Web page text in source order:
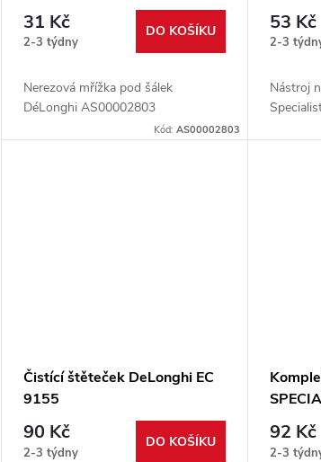
k
u
31 Kč
2-3 týdny
DO KOŠÍKU
Nerezová mřížka pod šálek
DéLonghi AS00002803
Kód:AS00002803
53 Kč
2-3
Nástroj
Čistící štěteček DeLonghi EC
9155
90 Kč
2-3 týdny
DO KOŠÍKU 92 Kč
2-3